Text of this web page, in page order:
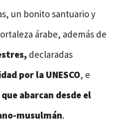
un bonito santuario y
árabe, además de
declaradas
por la UNESCO, e
abarcan desde el
musulmán.